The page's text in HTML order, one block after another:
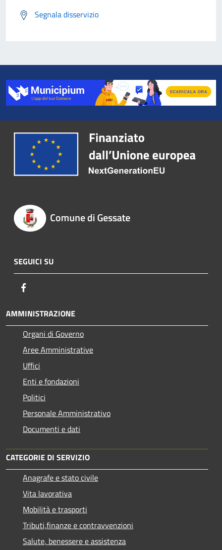
Segnala disservizio
Comune di Gessate
SEGUICI SU
AMMINISTRAZIONE
Organi di Governo
Aree Amministrative
Uffici
Enti e fondazioni
Politici
Personale Amministrativo
Documenti e dati
CATEGORIE DI SERVIZIO
Anagrafe e stato civile
Vita lavorativa
Mobilità e trasporti
Tributi,finanze e contravvenzioni
Salute, benessere e assistenza